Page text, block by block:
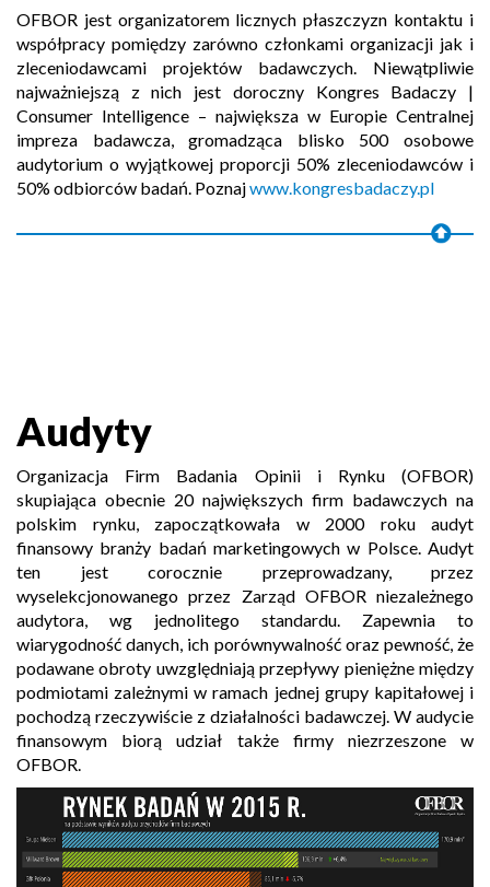
OFBOR jest organizatorem licznych płaszczyzn kontaktu i
współpracy pomiędzy zarówno członkami organizacji jak i
zleceniodawcami projektów badawczych. Niewątpliwie
najważniejszą z nich jest doroczny Kongres Badaczy |
Consumer Intelligence – największa w Europie Centralnej
impreza badawcza, gromadząca blisko 500 osobowe
audytorium o wyjątkowej proporcji 50% zleceniodawców i
50% odbiorców badań. Poznajwww.kongresbadaczy.pl
Audyty
Organizacja Firm Badania Opinii i Rynku (OFBOR)
skupiająca obecnie 20 największych firm badawczych na
polskim rynku, zapoczątkowała w 2000 roku audyt
finansowy branży badań marketingowych w Polsce. Audyt
ten jest corocznie przeprowadzany, przez
wyselekcjonowanego przez Zarząd OFBOR niezależnego
audytora, wg jednolitego standardu. Zapewnia to
wiarygodność danych, ich porównywalność oraz pewność, że
podawane obroty uwzględniają przepływy pieniężne między
podmiotami zależnymi w ramach jednej grupy kapitałowej i
pochodzą rzeczywiście z działalności badawczej. W audycie
finansowym biorą udział także firmy niezrzeszone w
OFBOR.